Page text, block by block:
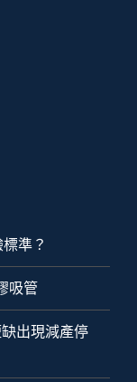
準？
吸管
出現減產停